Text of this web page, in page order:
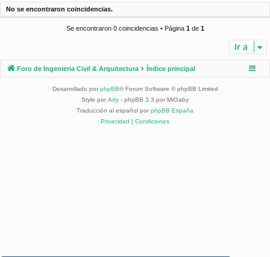
d
No se encontraron coincidencias.
Se encontraron 0 coincidencias • Página 1de 1
Ir a
Foro de Ingenieria Civil & Arquitectura Índice principal
Desarrollado por phpBB® Forum Software © phpBB Limited
Style por Arty - phpBB 3.3 por MrGaby
Traducción al español por phpBB España
Privacidad | Condiciones